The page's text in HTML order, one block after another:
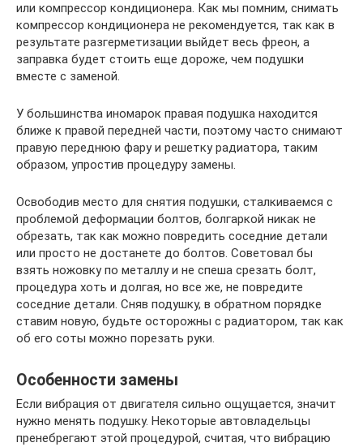
или компрессор кондиционера. Как мы помним, снимать
компрессор кондиционера не рекомендуется, так как в
результате разгерметизации выйдет весь фреон, а
заправка будет стоить еще дороже, чем подушки
вместе с заменой.
У большинства иномарок правая подушка находится
ближе к правой передней части, поэтому часто снимают
правую переднюю фару и решетку радиатора, таким
образом, упростив процедуру замены.
Освободив место для снятия подушки, сталкиваемся с
проблемой деформации болтов, болгаркой никак не
обрезать, так как можно повредить соседние детали
или просто не достанете до болтов. Советовал бы
взять ножовку по металлу и не спеша срезать болт,
процедура хоть и долгая, но все же, не повредите
соседние детали. Сняв подушку, в обратном порядке
ставим новую, будьте осторожны с радиатором, так как
об его соты можно порезать руки.
Особенности замены
Если вибрация от двигателя сильно ощущается, значит
нужно менять подушку. Некоторые автовладельцы
пренебрегают этой процедурой, считая, что вибрацию